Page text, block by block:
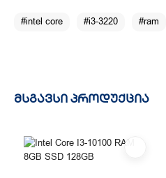
#intel core #i3-3220 #ram
ᲛᲡᲒᲐᲕᲡᲘ ᲞᲠᲝᲓᲣᲥᲪᲘᲐ